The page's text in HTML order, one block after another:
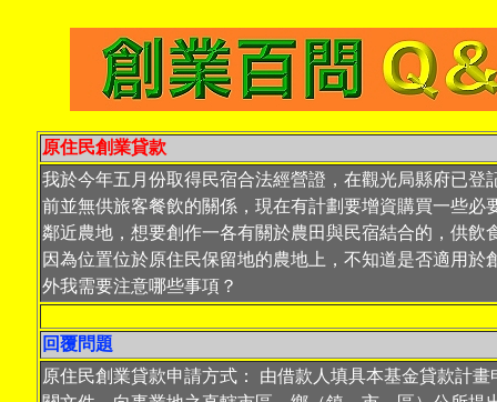
原住民創業貸款
我於今年五月份取得民宿合法經營證，在觀光局縣府已登
前並無供旅客餐飲的關係，現在有計劃要增資購買一些必
鄰近農地，想要創作一各有關於農田與民宿結合的，供飲
因為位置位於原住民保留地的農地上，不知道是否適用於
外我需要注意哪些事項？
回覆問題
原住民創業貸款申請方式： 由借款人填具本基金貸款計畫